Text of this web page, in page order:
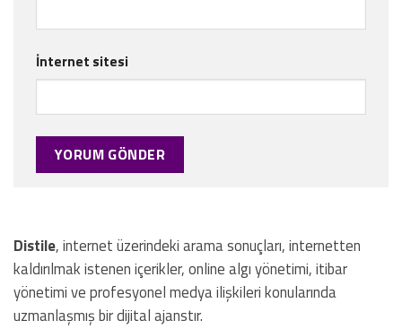
İnternet sitesi
Distile, internet üzerindeki arama sonuçları, internetten
kaldırılmak istenen içerikler, online algı yönetimi, itibar
yönetimi ve profesyonel medya ilişkileri konularında
uzmanlaşmış bir dijital ajanstır.